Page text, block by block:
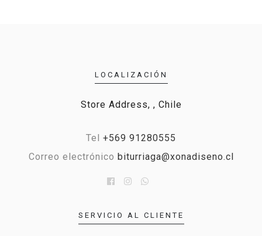
LOCALIZACIÓN
Store Address, , Chile
Tel +569 91280555
Correo electrónico biturriaga@xonadiseno.cl
SERVICIO AL CLIENTE